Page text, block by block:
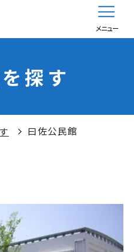
メニュー
探す
曰佐公民館